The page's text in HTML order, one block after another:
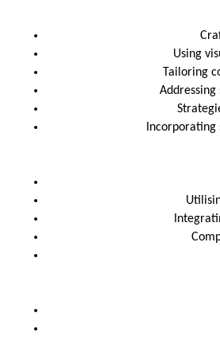
Using
Tailoring
Addressing
Incorporating